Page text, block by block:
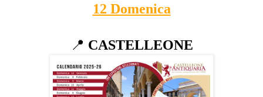
12 Domenica
📍 CASTELLEONE